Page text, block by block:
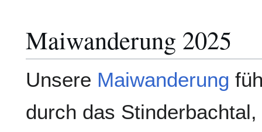
Maiwanderung 2025
Unsere Maiwanderung
durch das